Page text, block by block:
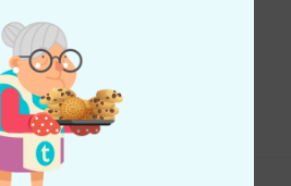
was Sie sehen?
Hilfe & Feedback